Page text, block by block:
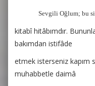
Sevgili Oğlum; bu
kitabî hitâbımdır.
bakımdan istifâde
etmek isterseniz kapım
muhabbetle daimâ